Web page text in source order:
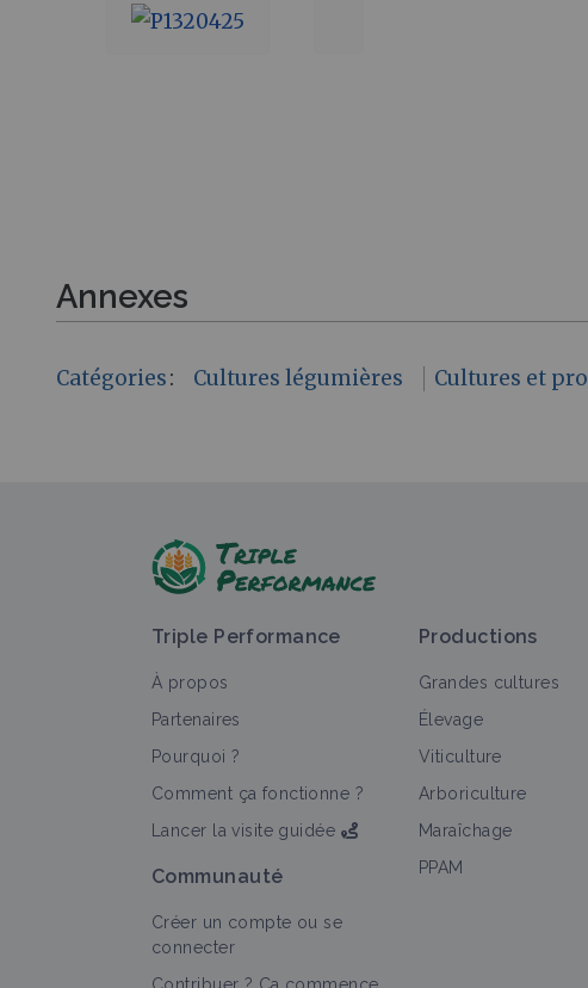
Annexes
Catégories: Cultures légumières Cultures et
Triple Performance
À propos
Partenaires
Pourquoi ?
Comment ça fonctionne ?
Lancer la visite guidée
Communauté
Créer un compte ou se
connecter
Productions
Grandes cultures
Élevage
Viticulture
Arboriculture
Maraîchage
PPAM